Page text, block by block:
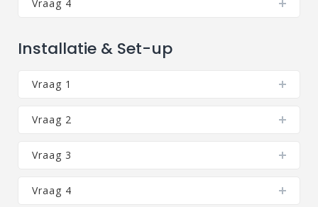
Vraag 4
Installatie & Set-up
Vraag 1
Vraag 2
Vraag 3
Vraag 4